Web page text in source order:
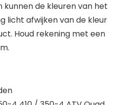
de kleuren van het
licht afwijken van de kleur
Houd rekening met een